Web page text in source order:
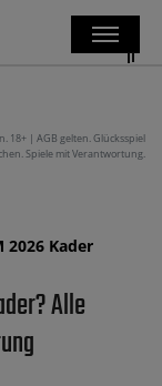
18+ | AGB gelten. Glücksspiel
Spiele mit Verantwortung.
2026 Kader
Alle